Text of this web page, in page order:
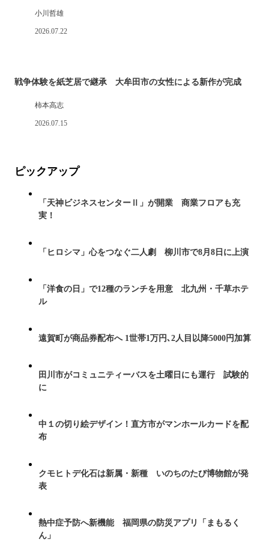
小川哲雄
2026.07.22
戦争体験を紙芝居で継承 大牟田市の女性による新作が完成
柿本高志
2026.07.15
ピックアップ
「天神ビジネスセンターⅡ」が開業 商業フロアも充
実！
「ヒロシマ」心をつなぐ二人劇 柳川市で8月8日に上演
「洋食の日」で12種のランチを用意 北九州・千草ホテ
ル
遠賀町が商品券配布へ 1世帯1万円､2人目以降5000円加算
田川市がコミュニティーバスを土曜日にも運行 試験的
に
中１の切り絵デザイン！直方市がマンホールカードを配
布
クモヒトデ化石は新属・新種 いのちのたび博物館が発
表
熱中症予防へ新機能 福岡県の防災アプリ「まもるく
ん」